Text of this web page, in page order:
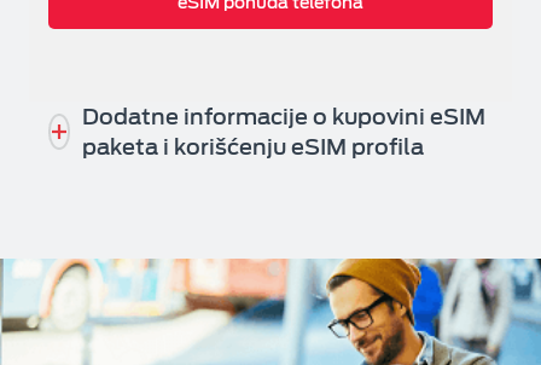
Dodatne informacije o kupovini eSIM
paketa i korišćenju eSIM profila